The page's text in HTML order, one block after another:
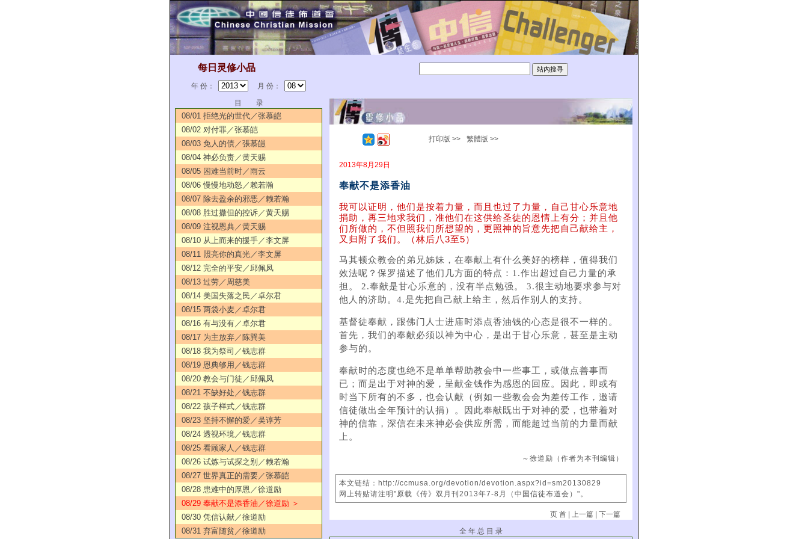
每日灵修小品
年 份：
月 份：
目 录
08/01 拒绝光的世代／张慕皑
08/02 对付罪／张慕皑
08/03 免人的債／張慕皚
08/04 神必负责／黄天赐
08/05 困难当前时／雨云
08/06 慢慢地动怒／赖若瀚
08/07 除去盈余的邪恶／赖若瀚
08/08 胜过撒但的控诉／黄天赐
08/09 注视恩典／黄天赐
08/10 从上而来的援手／李文屏
08/11 照亮你的真光／李文屏
08/12 完全的平安／邱佩凤
08/13 过劳／周慈美
08/14 美国失落之民／卓尔君
08/15 两袋小麦／卓尔君
08/16 有与没有／卓尔君
08/17 为主放弃／陈巽美
08/18 我为祭司／钱志群
08/19 恩典够用／钱志群
08/20 教会与门徒／邱佩凤
08/21 不缺好处／钱志群
08/22 孩子样式／钱志群
08/23 坚持不懈的爱／吴谆芳
08/24 透视环境／钱志群
08/25 看顾家人／钱志群
08/26 试炼与试探之别／赖若瀚
08/27 世界真正的需要／张慕皑
08/28 患难中的厚恩／徐道励
08/29 奉献不是添香油／徐道励 ＞
08/30 凭信认献／徐道励
08/31 弃富随贫／徐道励
打印版 >> 繁體版 >>
2013年8月29日
奉献不是添香油
我可以证明，他们是按着力量，而且也过了力量，自己甘心乐意地
捐助，再三地求我们，准他们在这供给圣徒的恩情上有分；并且他
们所做的，不但照我们所想望的，更照神的旨意先把自己献给主，
又归附了我们。（林后八3至5）
马其顿众教会的弟兄姊妹，在奉献上有什么美好的榜样，值得我们
效法呢？保罗描述了他们几方面的特点：1.作出超过自己力量的承
担。 2.奉献是甘心乐意的，没有半点勉强。 3.很主动地要求参与对
他人的济助。4.是先把自己献上给主，然后作别人的支持。
基督徒奉献，跟佛门人士进庙时添点香油钱的心态是很不一样的。
首先，我们的奉献必须以神为中心，是出于甘心乐意，甚至是主动
参与的。
奉献时的态度也绝不​​是单单帮助教会中一些事工，或做点善事而
已；而是出于对神的爱，呈献金钱作为感恩的回应。因此，即或有
时当下所有的不多，也会认献（例如一些教会会为差传工作，邀请
信徒做出全年预计的认捐）。因此奉献既出于对神的爱，也带着对
神的信靠，深信在未来神必会供应所需，而能超过当前的力量而献
上。
～徐道励（作者为本刊编辑）
本文链结：http://ccmusa.org/devotion/devotion.aspx?id=sm20130829
网上转贴请注明"原载《传》双月刊2013年7-8月（中国信徒布道会）"。
页 首 |上一篇 |下一篇
全 年 总 目 录